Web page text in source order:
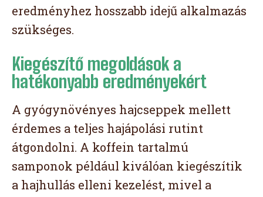
eredményhez hosszabb idejű alkalmazás
szükséges.
Kiegészítő megoldások a
hatékonyabb eredményekért
A gyógynövényes hajcseppek mellett
érdemes a teljes hajápolási rutint
átgondolni. A koffein tartalmú
samponok például kiválóan kiegészítik
a hajhullás elleni kezelést, mivel a